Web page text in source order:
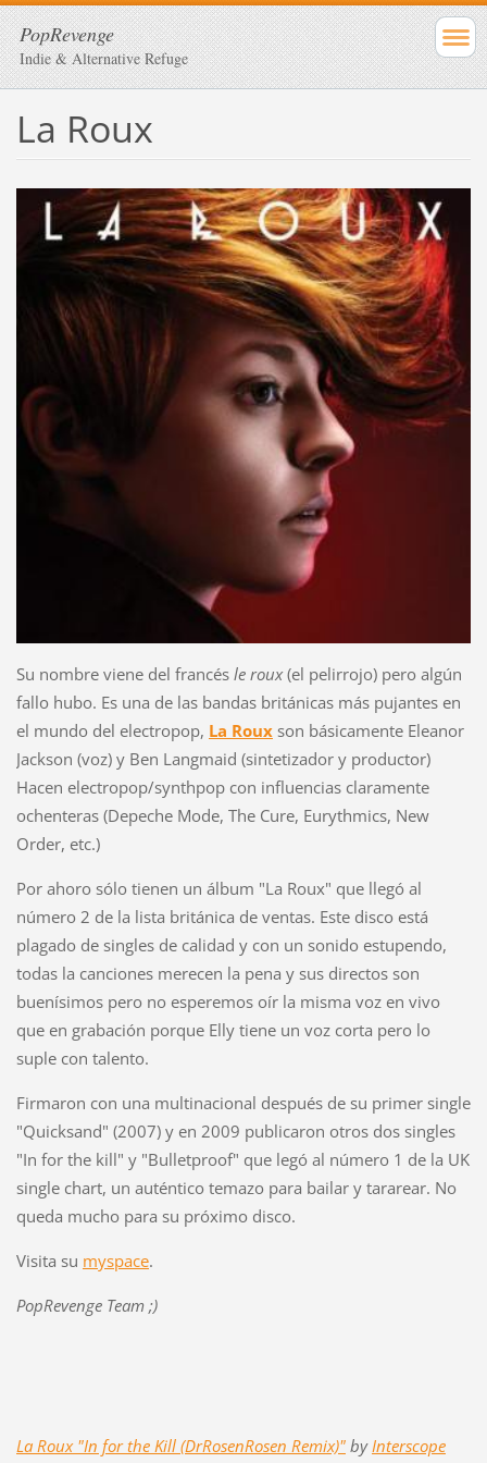
PopRevenge
Indie & Alternative Refuge
La Roux
Su nombre viene del francés le roux(el pelirrojo) pero algún
fallo hubo. Es una de las bandas británicas más pujantes en
el mundo del electropop, La Roux son básicamente Eleanor
Jackson (voz) y Ben Langmaid (sintetizador y productor)
Hacen electropop/synthpop con influencias claramente
ochenteras (Depeche Mode, The Cure, Eurythmics, New
Order, etc.)
Por ahoro sólo tienen un álbum "La Roux" que llegó al
número 2 de la lista británica de ventas. Este disco está
plagado de singles de calidad y con un sonido estupendo,
todas la canciones merecen la pena y sus directos son
buenísimos pero no esperemos oír la misma voz en vivo
que en grabación porque Elly tiene un voz corta pero lo
suple con talento.
Firmaron con una multinacional después de su primer single
"Quicksand" (2007) y en 2009 publicaron otros dos singles
"In for the kill" y "Bulletproof" que legó al número 1 de la UK
single chart, un auténtico temazo para bailar y tararear. No
queda mucho para su próximo disco.
Visita su myspace.
PopRevenge Team ;)
La Roux "In for the Kill (DrRosenRosen Remix)"by Interscope